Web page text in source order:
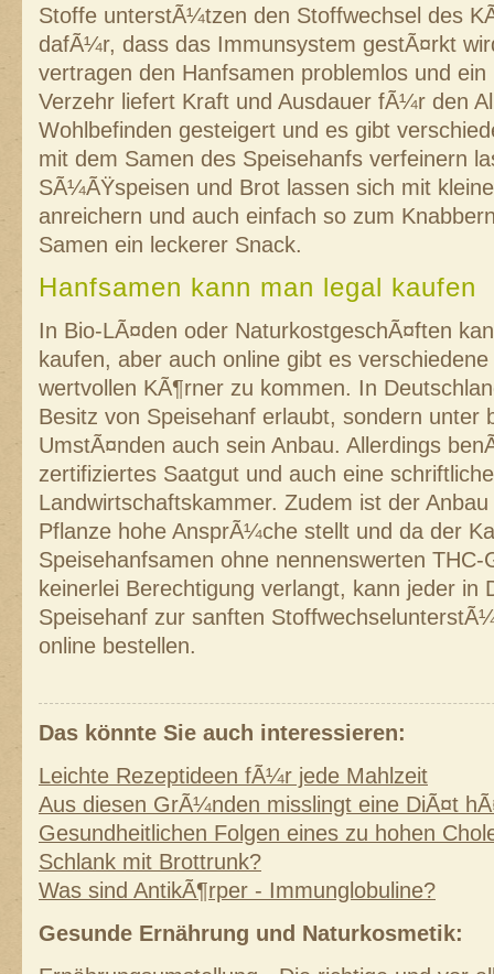
Stoffe unterstÃ¼tzen den Stoffwechsel des
dafÃ¼r, dass das Immunsystem gestÃ¤rkt
vertragen den Hanfsamen problemlos und ein
Verzehr liefert Kraft und Ausdauer fÃ¼r den
Wohlbefinden gesteigert und es gibt
mit dem Samen des Speisehanfs verfeinern
SÃ¼ÃŸspeisen und Brot lassen sich mit
anreichern und auch einfach so zum
Samen ein leckerer Snack.
Hanfsamen kann man legal kaufen
In Bio-LÃ¤den oder NaturkostgeschÃ¤ften
kaufen, aber auch online gibt es
wertvollen KÃ¶rner zu kommen. In
Besitz von Speisehanf erlaubt, sondern unter
UmstÃ¤nden auch sein Anbau. Allerdings
zertifiziertes Saatgut und auch eine
Landwirtschaftskammer. Zudem ist der
Pflanze hohe AnsprÃ¼che stellt und da der
Speisehanfsamen ohne nennenswerten THC-
keinerlei Berechtigung verlangt, kann jeder in
Speisehanf zur sanften
online bestellen.
Das könnte Sie auch interessieren:
Leichte Rezeptideen fÃ¼r jede Mahlzeit
Aus diesen GrÃ¼nden misslingt eine DiÃ¤t
Gesundheitlichen Folgen eines zu hohen
Schlank mit Brottrunk?
Was sind AntikÃ¶rper - Immunglobuline?
Gesunde Ernährung und Naturkosmetik: